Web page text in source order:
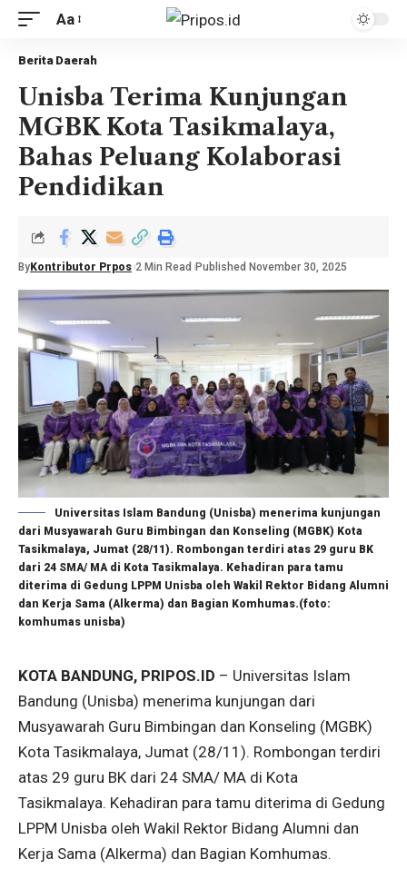
Aa
Berita Daerah
Unisba Terima Kunjungan
MGBK Kota Tasikmalaya,
Bahas Peluang Kolaborasi
Pendidikan
By Kontributor Prpos 2 Min Read Published November 30, 2025
Universitas Islam Bandung (Unisba) menerima kunjungan
dari Musyawarah Guru Bimbingan dan Konseling (MGBK) Kota
Tasikmalaya, Jumat (28/11). Rombongan terdiri atas 29 guru BK
dari 24 SMA/ MA di Kota Tasikmalaya. Kehadiran para tamu
diterima di Gedung LPPM Unisba oleh Wakil Rektor Bidang Alumni
dan Kerja Sama (Alkerma) dan Bagian Komhumas.(foto:
komhumas unisba)
KOTA BANDUNG, PRIPOS.ID – Universitas Islam
Bandung (Unisba) menerima kunjungan dari
Musyawarah Guru Bimbingan dan Konseling (MGBK)
Kota Tasikmalaya, Jumat (28/11). Rombongan terdiri
atas 29 guru BK dari 24 SMA/ MA di Kota
Tasikmalaya. Kehadiran para tamu diterima di Gedung
LPPM Unisba oleh Wakil Rektor Bidang Alumni dan
Kerja Sama (Alkerma) dan Bagian Komhumas.